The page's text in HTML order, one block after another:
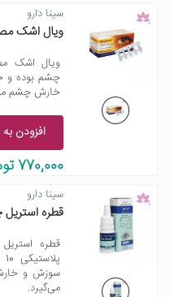
سینا دارو
ویال اشک
ویال اشک
چشم بوده
خارش چشم
افزودن
770,000 تومان
سینا دارو
قطره استریل چشمی
قطره
سوزش و
می‌گیرد.